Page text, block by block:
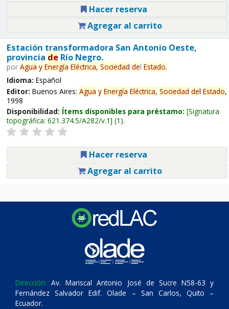
Hacer reserva
Agregar al carrito
Estación transformadora San Antonio Oeste,
provincia deRío Negro.
por Agua y Energía Eléctrica, Sociedad del Estado.
Idioma: Español
Editor: Buenos Aires: Agua y Energía Eléctrica, Sociedad del Estado,
1998
Disponibilidad: Ítems disponibles para préstamo: Signatura
topográfica: 621.374.5/A282/v.1 (1).
Hacer reserva
Agregar al carrito
Dirección: Av. Mariscal Antonio José de Sucre N58-63 y
Fernández Salvador Edif. Olade – San Carlos, Quito –
Ecuador.